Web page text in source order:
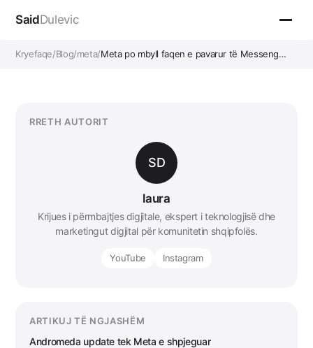
SaidDulevic
Kryefaqe/Blog/meta/Meta po mbyll faqen e pavarur të Messeng…
RRETH AUTORIT
SD
laura
Krijues i përmbajtjes digjitale, ekspert i teknologjisë dhe
marketingut digjital për komunitetin shqipfolës.
YouTube Instagram
ARTIKUJ TË NGJASHËM
Andromeda update tek Meta e shpjeguar